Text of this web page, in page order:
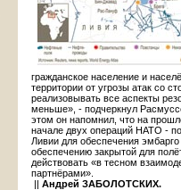
гражданское население и
территории от угрозы атак со
реализовывать все аспекты
меньше», - подчеркнул
этом он напомнил, что на
начале двух операций НАТО -
Ливии для обеспечения
обеспечению закрытой для
действовать «в тесном
партнёрами».
|| Андрей ЗАБОЛОТСКИХ.